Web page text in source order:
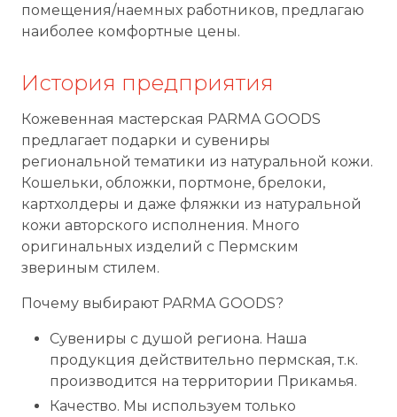
помещения/наемных работников, предлагаю
наиболее комфортные цены.
История предприятия
Кожевенная мастерская PARMA GOODS
предлагает подарки и сувениры
региональной тематики из натуральной кожи.
Кошельки, обложки, портмоне, брелоки,
картхолдеры и даже фляжки из натуральной
кожи авторского исполнения. Много
оригинальных изделий с Пермским
звериным стилем.
Почему выбирают PARMA GOODS?
Сувениры с душой региона. Наша
продукция действительно пермская, т.к.
производится на территории Прикамья.
Качество. Мы используем только